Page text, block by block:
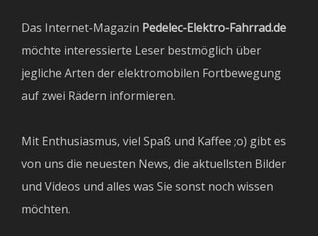
Das Internet-Magazin Pedelec-Elektro-Fahrrad.de
möchte interessierte Leser bestmöglich über
jegliche Arten der elektromobilen Fortbewegung
auf zwei Rädern informieren.
Mit Enthusiasmus, viel Spaß und Kaffee ;o) gibt es
von uns die neuesten News, die aktuellsten Bilder
und Videos und alles was Sie sonst noch wissen
möchten.